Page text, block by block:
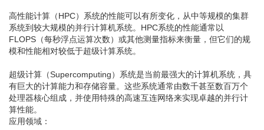
高性能计算（HPC）系统的性能可以有所变化，从中等规模的集群
系统到较大规模的并行计算机系统。HPC系统的性能通常以
FLOPS（每秒浮点运算次数）或其他测量指标来衡量，但它们的规
模和性能相对较低于超级计算系统。
超级计算（Supercomputing）系统是当前最强大的计算机系统，具
有巨大的计算能力和存储容量。这些系统通常由数千甚至数百万个
处理器核心组成，并使用特殊的高速互连网络来实现卓越的并行计
算性能。
应用领域：